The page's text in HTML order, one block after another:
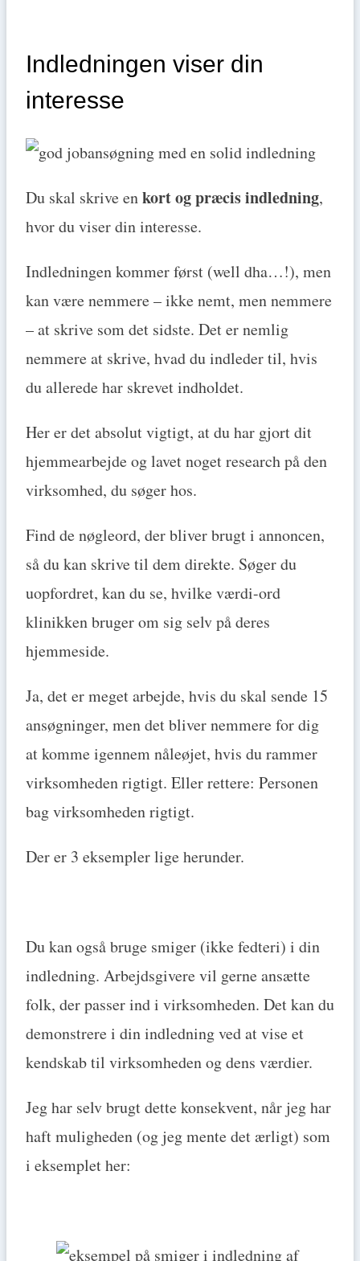
Indledningen viser din
interesse
Du skal skrive enkort og præcis indledning,
hvor du viser din interesse.
Indledningen kommer først (well dha…!), men
kan være nemmere – ikke nemt, men nemmere
– at skrive som det sidste. Det er nemlig
nemmere at skrive, hvad du indleder til, hvis
du allerede har skrevet indholdet.
Her er det absolut vigtigt, at du har gjort dit
hjemmearbejde og lavet noget research på den
virksomhed, du søger hos.
Find de nøgleord, der bliver brugt i annoncen,
så du kan skrive til dem direkte. Søger du
uopfordret, kan du se, hvilke værdi-ord
klinikken bruger om sig selv på deres
hjemmeside.
Ja, det er meget arbejde, hvis du skal sende 15
ansøgninger, men det bliver nemmere for dig
at komme igennem nåleøjet, hvis du rammer
virksomheden rigtigt. Eller rettere: Personen
bag virksomheden rigtigt.
Der er 3 eksempler lige herunder.
Du kan også bruge smiger (ikke fedteri) i din
indledning. Arbejdsgivere vil gerne ansætte
folk, der passer ind i virksomheden. Det kan du
demonstrere i din indledning ved at vise et
kendskab til virksomheden og dens værdier.
Jeg har selv brugt dette konsekvent, når jeg har
haft muligheden (og jeg mente det ærligt) som
i eksemplet her: